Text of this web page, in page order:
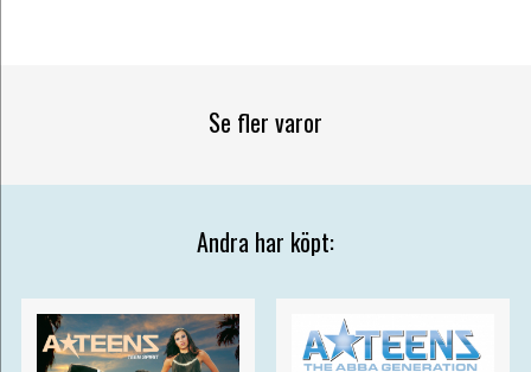
Se fler varor
Andra har köpt: